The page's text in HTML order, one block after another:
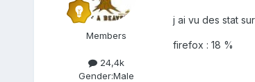
Members
24,4k
Gender:Male
j ai vu des stat
firefox : 18 %